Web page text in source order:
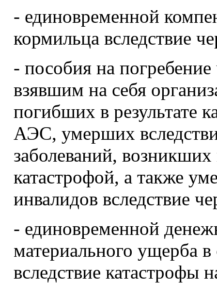
- единовременной
кормильца вследствие
- пособия на
взявшим на себя
погибших в результате
АЭС, умерших
заболеваний,
катастрофой, а также
инвалидов вследствие
- единовременной
материального ущерба
вследствие